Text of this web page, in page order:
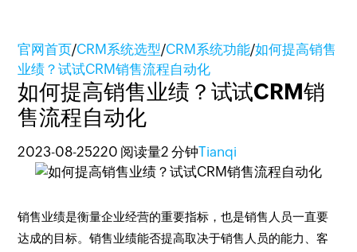
官网首页/CRM系统选型/CRM系统功能/如何提高销售
业绩？试试CRM销售流程自动化
如何提高销售业绩？试试CRM销
售流程自动化
2023-08-25220 阅读量2 分钟Tianqi
销售业绩是衡量企业经营的重要指标，也是销售人员一直要
达成的目标。销售业绩能否提高取决于销售人员的能力、客